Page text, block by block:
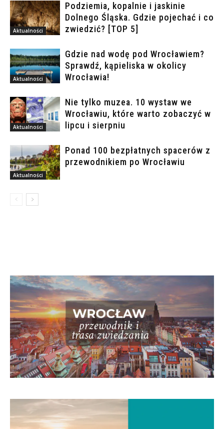
Aktualności
Podziemia, kopalnie i jaskinie
Dolnego Śląska. Gdzie pojechać i co
zwiedzić? [TOP 5]
Aktualności
Gdzie nad wodę pod Wrocławiem?
Sprawdź, kąpieliska w okolicy
Wrocławia!
Aktualności
Nie tylko muzea. 10 wystaw we
Wrocławiu, które warto zobaczyć w
lipcu i sierpniu
Aktualności
Ponad 100 bezpłatnych spacerów z
przewodnikiem po Wrocławiu